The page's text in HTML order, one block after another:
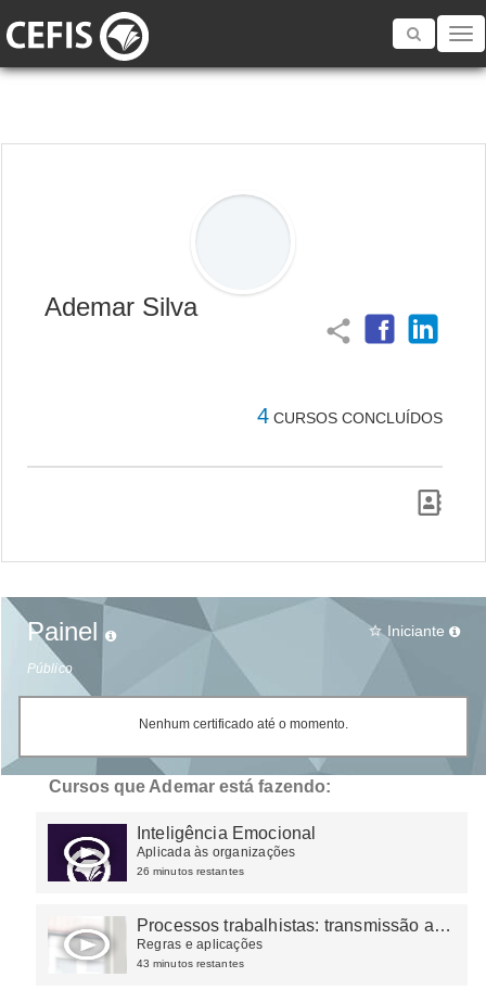
Toggle
Ademar Silva
share
4 CURSOS CONCLUÍDOS
Painel
Público
star_border Iniciante
Nenhum certificado até o momento.
Cursos que Ademar está fazendo:
Inteligência Emocional
Aplicada às organizações
26 minutos restantes
Processos trabalhistas: transmissão ao
eSocial
Regras e aplicações
43 minutos restantes